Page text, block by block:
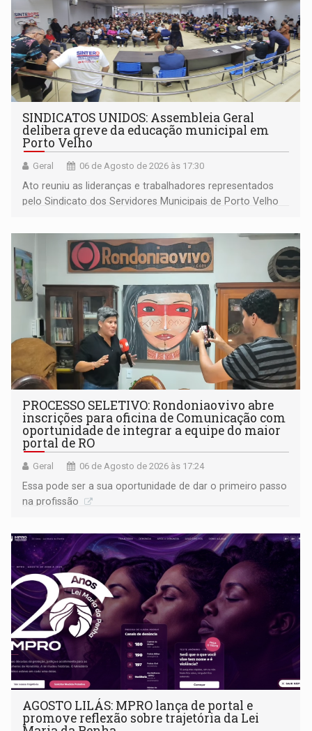
SINDICATOS UNIDOS: Assembleia Geral
delibera greve da educação municipal em
Porto Velho
Geral 06 de Agosto de 2026 às 17:30
Ato reuniu as lideranças e trabalhadores representados
pelo Sindicato dos Servidores Municipais de Porto Velho
PROCESSO SELETIVO: Rondoniaovivo abre
inscrições para oficina de Comunicação com
oportunidade de integrar a equipe do maior
portal de RO
Geral 06 de Agosto de 2026 às 17:24
Essa pode ser a sua oportunidade de dar o primeiro passo
na profissão
AGOSTO LILÁS: MPRO lança de portal e
promove reflexão sobre trajetória da Lei